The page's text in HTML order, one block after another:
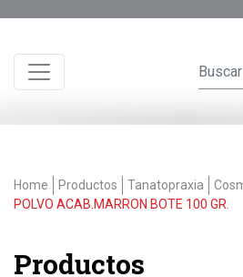
Home Productos Tanatopraxia
POLVO ACAB.MARRON BOTE 100 GR.
Productos